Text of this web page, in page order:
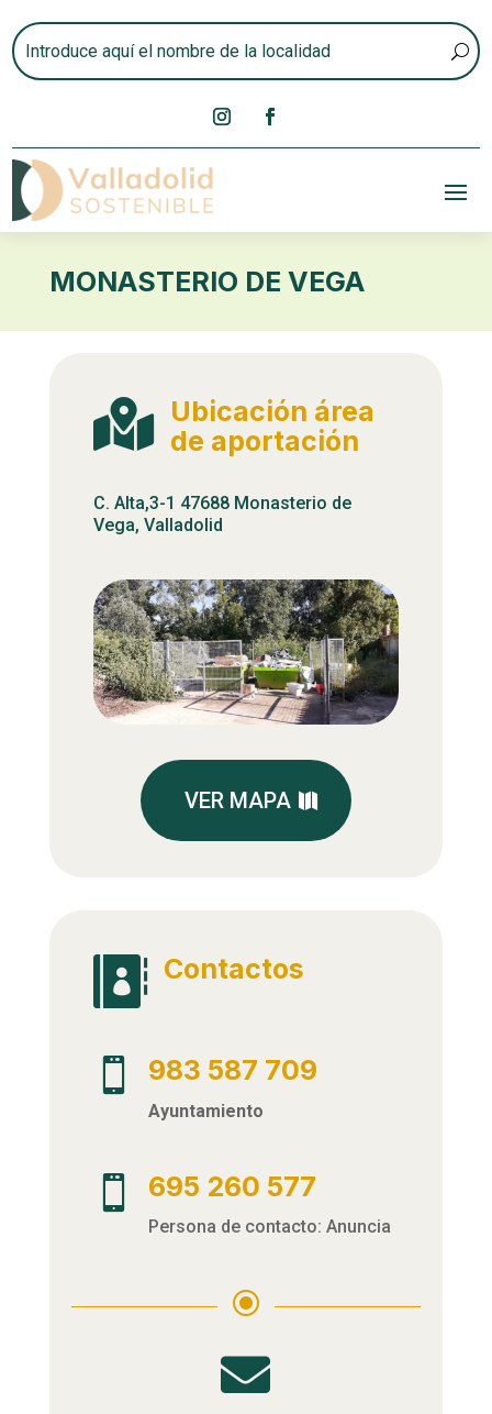
MONASTERIO DE VEGA
 Ubicación área
de aportación
C. Alta,3-1 47688 Monasterio de
Vega, Valladolid
VER MAPA
 Contactos
 983 587 709
Ayuntamiento
 695 260 577
Persona de contacto: Anuncia
\
